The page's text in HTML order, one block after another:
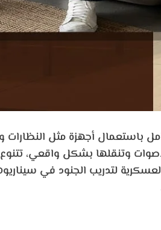
باستعمال أجهزة مثل
وتنقلها بشكل واقعي، تتنوع
لتدريب الجنود في